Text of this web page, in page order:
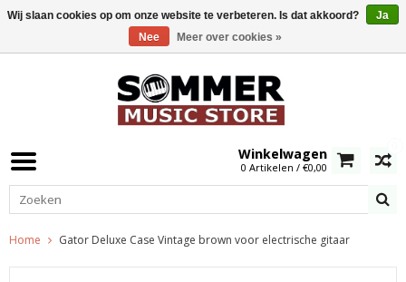
Winkelwagen
0 Artikelen / €0,00
Home Gator Deluxe Case Vintage brown voor electrische gitaar
Wij slaan cookies op om onze website te verbeteren. Is dat akkoord?
Ja
Nee
Meer over cookies »